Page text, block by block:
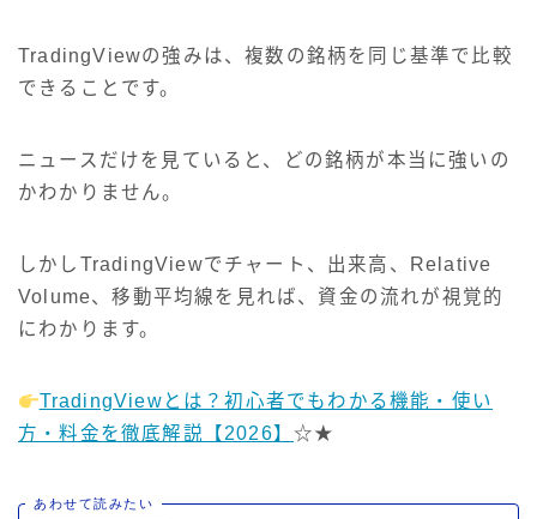
TradingViewの強みは、複数の銘柄を同じ基準で比較
できることです。
ニュースだけを見ていると、どの銘柄が本当に強いの
かわかりません。
しかしTradingViewでチャート、出来高、Relative
Volume、移動平均線を見れば、資金の流れが視覚的
にわかります。
TradingViewとは？初心者でもわかる機能・使い
方・料金を徹底解説【2026】 ☆★
あわせて読みたい